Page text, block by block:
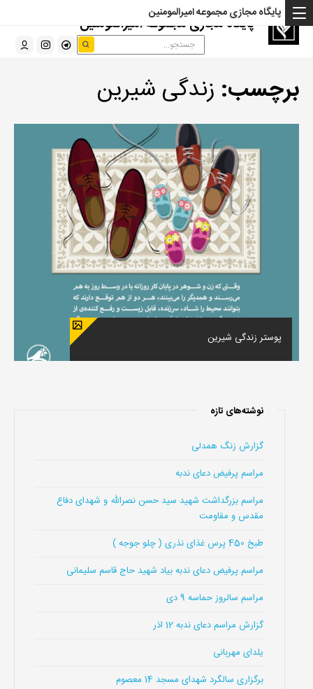
پایگاه مجازی مجموعه امیرالمومنین
پایگاه مجازی مجموعه امیرالمومنین
برچسب: زندگی شیرین
پوستر زندگی شیرین
نوشته‌های تازه
گزارش زنگ همدلی
مراسم پرفیض دعای ندبه
مراسم بزرگداشت شهید سید حسن نصرالله و شهدای دفاع
مقدس و مقاومت
طبخ 450 پرس غذای نذری ( چلو جوجه )
مراسم پرفیض دعای ندبه بیاد شهید حاج قاسم سلیمانی
مراسم سالروز حماسه 9 دی
گزارش مراسم دعای ندبه 12 اذر
یلدای مهربانی
برگزاری سالگرد شهدای مسجد 14 معصوم